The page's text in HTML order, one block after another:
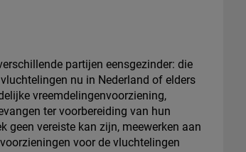
partijen eensgezinder: die
nu in Nederland of elders
vreemdelingenvoorziening,
ter voorbereiding van hun
geen vereiste kan zijn, meewerken aan
voor de vluchtelingen